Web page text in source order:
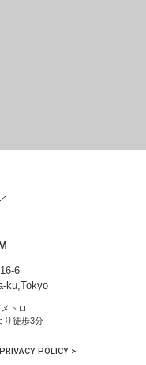
6
ku,Tokyo
トロ
り徒歩3分
PRIVACY POLICY >